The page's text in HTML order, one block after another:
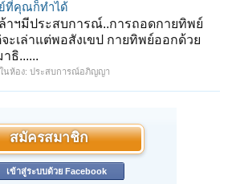
ที่คุณก็ทำได้
ล้าฯมีประสบการณ์..การถอดกายทิพย์
ะเล่าแต่พอสังเขป กายทิพย์ออกด้วย
ธิ......
ในห้อง: ประสบการณ์อภิญญา
สมัครสมาชิก
เข้าสู่ระบบด้วย Facebook